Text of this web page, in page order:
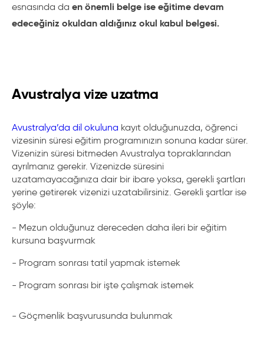
esnasında da en önemli belge ise eğitime devam
edeceğiniz okuldan aldığınız okul kabul belgesi.
Avustralya vize uzatma
Avustralya’da dil okuluna kayıt olduğunuzda, öğrenci
vizesinin süresi eğitim programınızın sonuna kadar sürer.
Vizenizin süresi bitmeden Avustralya topraklarından
ayrılmanız gerekir. Vizenizde süresini
uzatamayacağınıza dair bir ibare yoksa, gerekli şartları
yerine getirerek vizenizi uzatabilirsiniz. Gerekli şartlar ise
şöyle:
- Mezun olduğunuz dereceden daha ileri bir eğitim
kursuna başvurmak
- Program sonrası tatil yapmak istemek
- Program sonrası bir işte çalışmak istemek
- Göçmenlik başvurusunda bulunmak